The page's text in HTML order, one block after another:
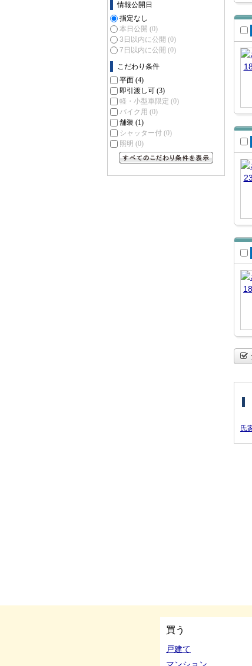
情報公開日
指定なし
本日公開 (0)
3日以内に公開 (0)
7日以内に公開 (0)
こだわり条件
平面 (4)
即引渡し可 (3)
軽・小型車限定 (0)
バイク用 (0)
舗装 (1)
シャッター付 (0)
照明 (0)
氏
買う
戸建て